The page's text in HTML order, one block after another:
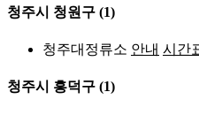
청주시 청원구 (1)
청주대정류소 안내 시간
청주시 흥덕구 (1)